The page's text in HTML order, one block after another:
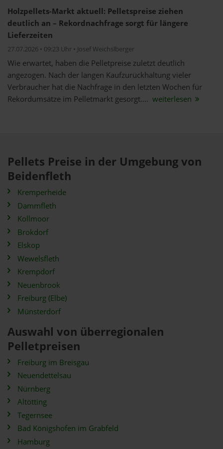
Holzpellets-Markt aktuell: Pelletspreise ziehen
deutlich an – Rekordnachfrage sorgt für längere
Lieferzeiten
27.07.2026 • 09:23 Uhr • Josef Weichslberger
Wie erwartet, haben die Pelletpreise zuletzt deutlich
angezogen. Nach der langen Kaufzurückhaltung vieler
Verbraucher hat die Nachfrage in den letzten Wochen für
Rekordumsätze im Pelletmarkt gesorgt.... weiterlesen
Pellets Preise in der Umgebung von
Beidenfleth
Kremperheide
Dammfleth
Kollmoor
Brokdorf
Elskop
Wewelsfleth
Krempdorf
Neuenbrook
Freiburg (Elbe)
Münsterdorf
Auswahl von überregionalen
Pelletpreisen
Freiburg im Breisgau
Neuendettelsau
Nürnberg
Altötting
Tegernsee
Bad Königshofen im Grabfeld
Hamburg